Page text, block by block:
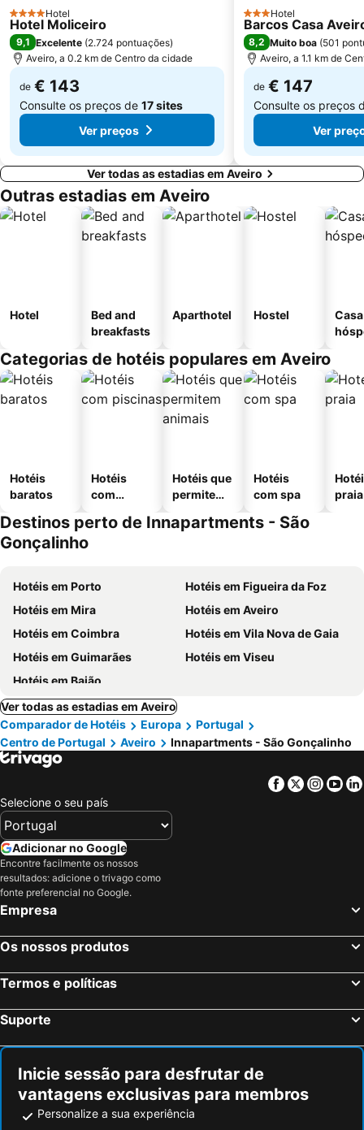
Mosteiro de Grijó
Forum Aveiro
Estação de Caminhos de Ferro de Coimbra B
Complexo de Piscinas Rui Abreu
Praia Fluvial São João do Monte
São Pedro de Maceda Beach
Museu da Cidade de Aveiro
4 Estrelas
Hotel
Hotel Moliceiro
9,1 Excelente (2.724 pontuações)
Aveiro, a 0.2 km de Centro da cidade
de € 143
Consulte os preços de 17 sites
Ver preços
3 Estrelas
Hotel
Barcos Casa
8,2 Muito boa (501
Aveiro, a 1.1 km de
de € 147
Consulte os preços
Ver
Ver todas as estadias em Aveiro
Outras estadias em Aveiro
Hotel
Bed and
breakfasts
Aparthotel Hostel
Categorias de hotéis populares em Aveiro
Hotéis
baratos
Hotéis
com
Hotéis que
permitem
Hotéis
com spa
praia
Destinos perto de Innapartments - São
Gonçalinho
Hotéis em Porto
Hotéis em Figueira da Foz
Hotéis em Mira
Hotéis em Aveiro
Hotéis em Coimbra
Hotéis em Vila Nova de Gaia
Hotéis em Guimarães
Hotéis em Viseu
Hotéis em Baião
Ver todas as estadias em Aveiro
Comparador de Hotéis
Europa
Portugal
Centro de Portugal
Aveiro Innapartments - São Gonçalinho
Facebook
Twitter
Selecione o seu país
Adicionar no Google
Encontre facilmente os nossos
resultados: adicione o trivago como
fonte preferencial no Google.
Empresa
Os nossos produtos
Termos e políticas
Suporte
Inicie sessão para desfrutar de
vantagens exclusivas para membros
Personalize a sua experiência